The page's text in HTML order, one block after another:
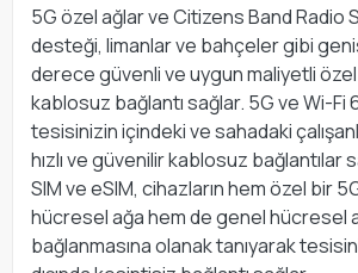
5G özel ağlar ve Citizens Band Radio
desteği, limanlar ve bahçeler gibi
derece güvenli ve uygun maliyetli
kablosuz bağlantı sağlar. 5G ve Wi-Fi
tesisinizin içindeki ve sahadaki
hızlı ve güvenilir kablosuz bağlantılar
SIM ve eSIM, cihazların hem özel bir
hücresel ağa hem de genel hücresel
bağlanmasına olanak tanıyarak